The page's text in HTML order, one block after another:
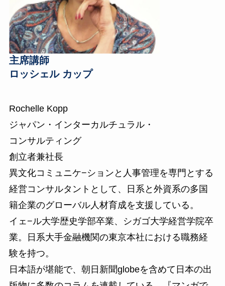
主席講師
ロッシェル カップ
Rochelle Kopp
ジャパン・インターカルチュラル・
コンサルティング
創立者兼社長
異文化コミュニケ−ションと人事管理を専門とする
経営コンサルタントとして、日系と外資系の多国
籍企業のグローバル人材育成を支援している。
イェ−ル大学歴史学部卒業、シガゴ大学経営学院卒
業。日系大手金融機関の東京本社における職務経
験を持つ。
日本語が堪能で、朝日新聞globeを含めて日本の出